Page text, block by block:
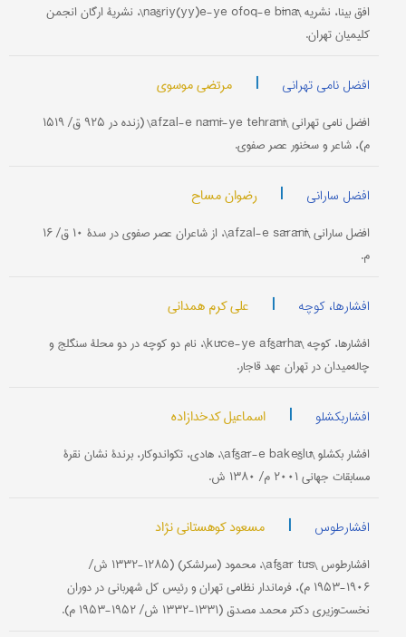
افق بینا، نشریه \našriy(yy)e-ye ofoq-e bīnā\، نشریۀ ارگان انجمن
کلیمیان تهران.
افضل نامی تهرانی | مرتضی موسوی
افضل نامی تهرانی \afzal-e nāmī-ye tehrānī\ (زنده در ۹۲۵ ق/ ۱۵۱۹
م)، شاعر و سخنور عصر صفوی.
افضل سارانی | رضوان مساح
افضل سارانی \afzal-e sārānī\، از شاعران عصر صفوی در سدۀ ۱۰ ق/ ۱۶
م.
افشارها، کوچه | علی کرم همدانی
افشارها، کوچه \kūče-ye afšārhā\، نام دو کوچه در دو محلۀ سنگلج و
چاله‌میدان در تهران عهد قاجار.
افشاربکشلو | اسماعیل کدخدازاده
افشار بکشلو \afšār-e bakešlū\، هادی، تکواندوکار، برندۀ نشان نقرۀ
مسابقات جهانی ۲۰۰۱ م/ ۱۳۸۰ ش.
افشارطوس | مسعود کوهستانی نژاد
افشار‌طوس \afšār tūs\، محمود (سرلشکر) (۱۲۸۵-۱۳۳۲ ش/
۱۹۰۶-۱۹۵۳ م)، فرماندار نظامی تهران و رئیس کل شهربانی در دوران
نخست‌وزیری دکتر محمد مصدق (۱۳۳۱-۱۳۳۲ ش/ ۱۹۵۲-۱۹۵۳ م).